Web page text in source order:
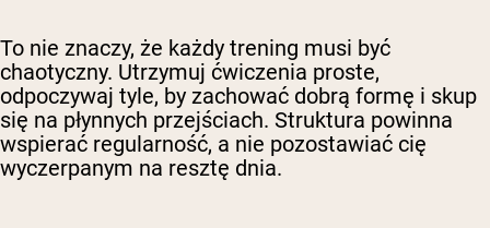
To nie znaczy, że każdy trening musi być
chaotyczny. Utrzymuj ćwiczenia proste,
odpoczywaj tyle, by zachować dobrą formę i skup
się na płynnych przejściach. Struktura powinna
wspierać regularność, a nie pozostawiać cię
wyczerpanym na resztę dnia.